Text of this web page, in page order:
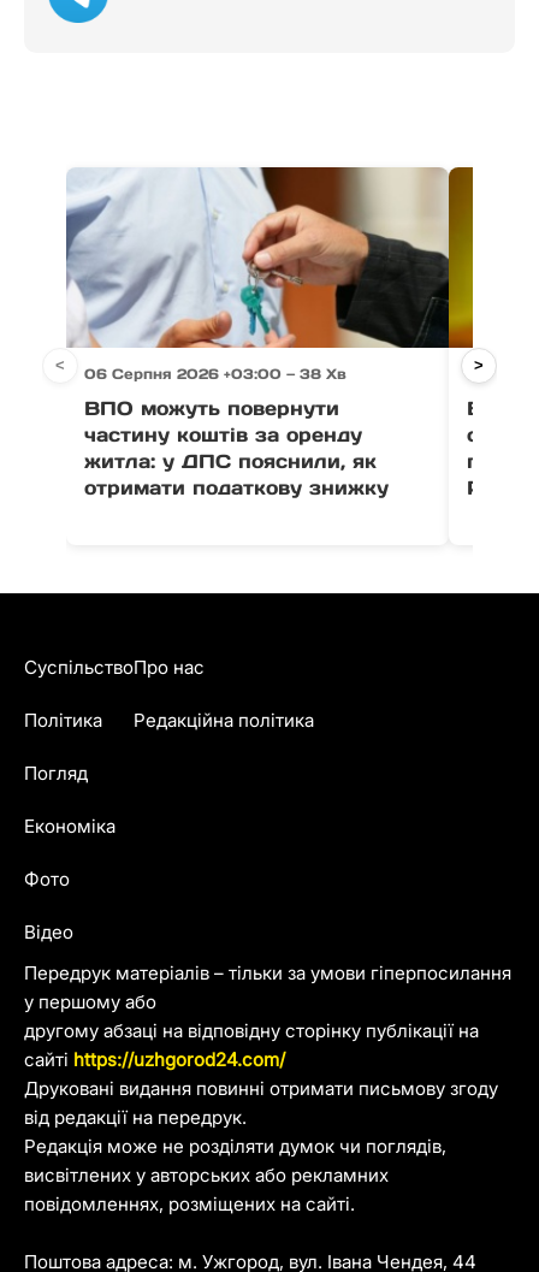
06 Серпня 2026 +03:00 — 38 Хв
ВПО можуть повернути
частину коштів за оренду
житла: у ДПС пояснили, як
отримати податкову знижку
06
< >
Передрук матеріалів – тільки за умови гіперпосилання
у першому або
другому абзаці на відповідну сторінку публікації на
сайті https://uzhgorod24.com/
Друковані видання повинні отримати письмову згоду
від редакції на передрук.
Редакція може не розділяти думок чи поглядів,
висвітлених у авторських або рекламних
повідомленнях, розміщених на сайті.
Поштова адреса: м. Ужгород, вул. Івана Чендея, 44
Суспільство
Політика
Погляд
Економіка
Фото
Відео
Про нас
Редакційна політика